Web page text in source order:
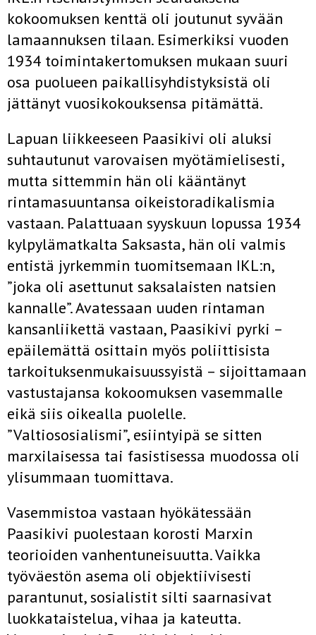
kokoomuksen kenttä oli joutunut syvään
lamaannuksen tilaan. Esimerkiksi vuoden
1934 toimintakertomuksen mukaan suuri
osa puolueen paikallisyhdistyksistä oli
jättänyt vuosikokouksensa pitämättä.
Lapuan liikkeeseen Paasikivi oli aluksi
suhtautunut varovaisen myötämielisesti,
mutta sittemmin hän oli kääntänyt
rintamasuuntansa oikeistoradikalismia
vastaan. Palattuaan syyskuun lopussa 1934
kylpylämatkalta Saksasta, hän oli valmis
entistä jyrkemmin tuomitsemaan IKL:n,
”joka oli asettunut saksalaisten natsien
kannalle”. Avatessaan uuden rintaman
kansanliikettä vastaan, Paasikivi pyrki –
epäilemättä osittain myös poliittisista
tarkoituksenmukaisuussyistä – sijoittamaan
vastustajansa kokoomuksen vasemmalle
eikä siis oikealla puolelle.
”Valtiososialismi”, esiintyipä se sitten
marxilaisessa tai fasistisessa muodossa oli
ylisummaan tuomittava.
Vasemmistoa vastaan hyökätessään
Paasikivi puolestaan korosti Marxin
teorioiden vanhentuneisuutta. Vaikka
työväestön asema oli objektiivisesti
parantunut, sosialistit silti saarnasivat
luokkataistelua, vihaa ja kateutta.